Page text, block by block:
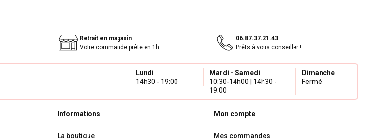
Retrait en magasin
Votre commande prête en 1h
06.87.37.21.43
Prêts à vous conseiller !
Lundi
14h30 - 19:00
Mardi - Samedi
10:30-14h00 | 14h30 -
19:00
Dimanche
Fermé
Informations
La boutique
Mon compte
Mes commandes